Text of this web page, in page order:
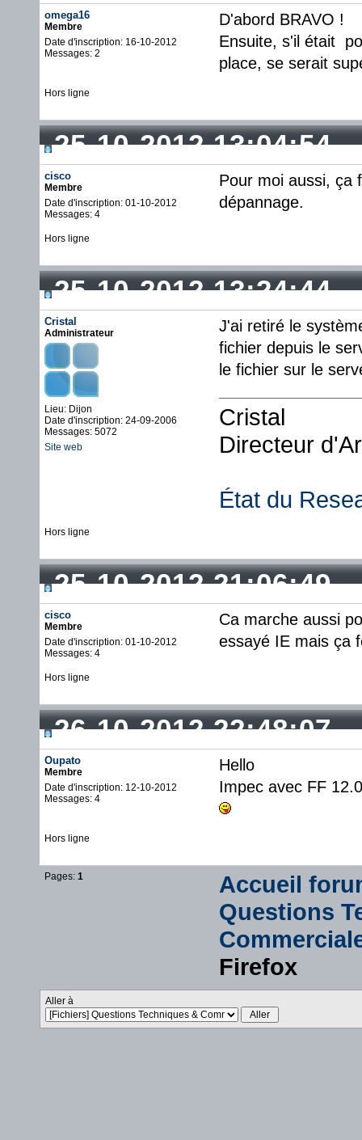
omega16
Membre
Date d'inscription: 16-10-2012
Messages: 2
D'abord BRAVO !
Ensuite, s'il était
place, se serait
Hors ligne
25-10-2012 13:04:54
cisco
Membre
Date d'inscription: 01-10-2012
Messages: 4
Pour moi aussi, ça
dépannage.
Hors ligne
25-10-2012 13:24:44
Cristal
Administrateur
Lieu: Dijon
Date d'inscription: 24-09-2006
Messages: 5072
Site web
J'ai retiré le
fichier depuis le
le fichier sur le
Cristal
Directeur
État du
Hors ligne
25-10-2012 21:06:49
cisco
Membre
Date d'inscription: 01-10-2012
Messages: 4
Ca marche aussi
essayé IE mais ça
Hors ligne
26-10-2012 22:48:07
Oupato
Membre
Date d'inscription: 12-10-2012
Messages: 4
Hello
Impec avec FF 12.0
Hors ligne
Pages: 1
Accueil
Questions
Firefox
Aller à